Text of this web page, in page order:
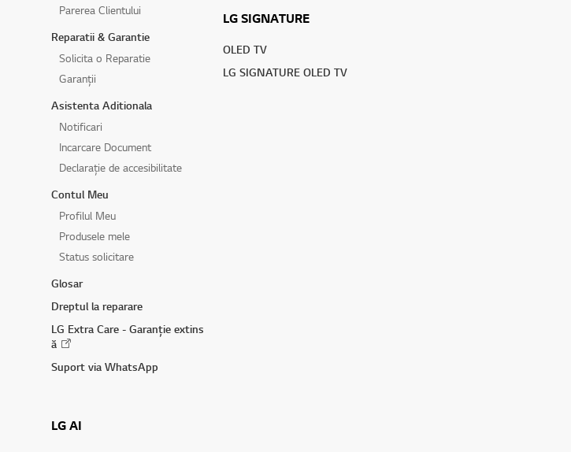
Parerea Clientului
Reparatii & Garantie
Solicita o Reparatie
Garanții
Asistenta Aditionala
Notificari
Incarcare Document
Declarație de accesibilitate
Contul Meu
Profilul Meu
Produsele mele
Status solicitare
Glosar
Dreptul la reparare
LG Extra Care - Garanție extins
ă
Suport via WhatsApp
LG AI
LG SIGNATURE
OLED TV
LG SIGNATURE OLED TV